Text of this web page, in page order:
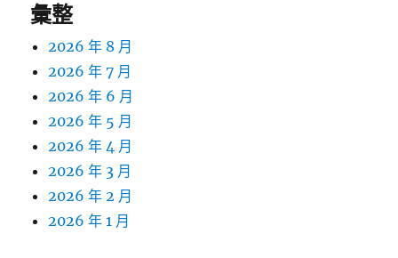
彙整
2026 年 8 月
2026 年 7 月
2026 年 6 月
2026 年 5 月
2026 年 4 月
2026 年 3 月
2026 年 2 月
2026 年 1 月